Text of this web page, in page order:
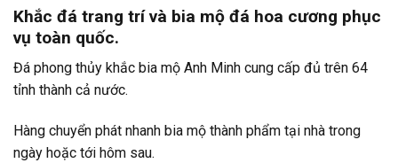
Khắc đá trang trí và bia mộ đá hoa cương phục
vụ toàn quốc.
Đá phong thủy khắc bia mộ Anh Minh cung cấp đủ trên 64
tỉnh thành cả nước.
Hàng chuyển phát nhanh bia mộ thành phẩm tại nhà trong
ngày hoặc tới hôm sau.